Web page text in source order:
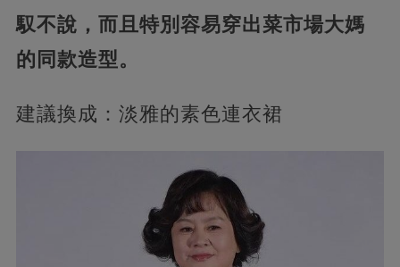
馭不說，而且特別容易穿出菜市場大媽
的同款造型。
建議換成：淡雅的素色連衣裙